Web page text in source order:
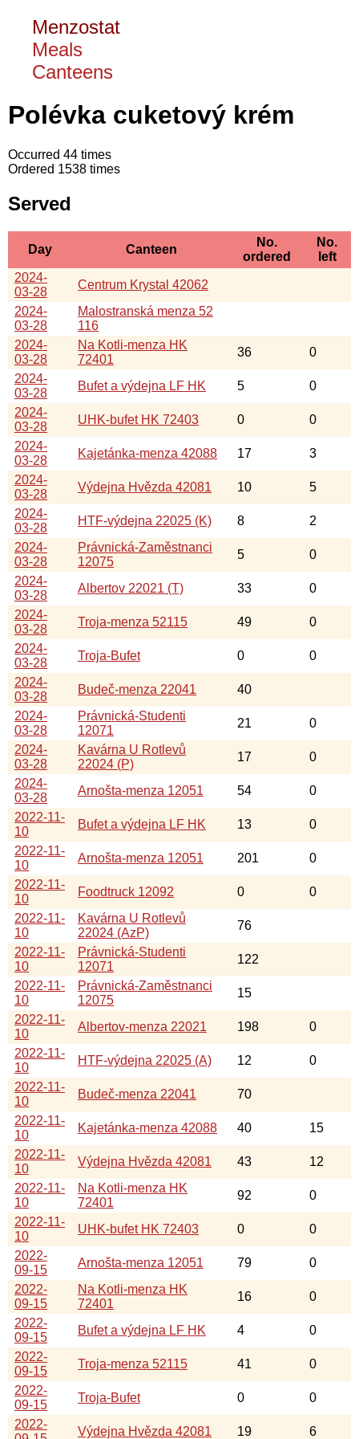
Menzostat
Meals
Canteens
Polévka cuketový krém
Occurred 44 times
Ordered 1538 times
Served
Day Canteen
No.
ordered
No.
left
2024-
03-28
Centrum Krystal 42062
2024-
03-28
Malostranská menza 52
116
2024-
03-28
Na Kotli-menza HK
72401
36
0
2024-
03-28
Bufet a výdejna LF HK 5
0
2024-
03-28
UHK-bufet HK 72403 0
0
2024-
03-28
Kajetánka-menza 42088 17
3
2024-
03-28
Výdejna Hvězda 42081 10
5
2024-
03-28
HTF-výdejna 22025 (K) 8
2
2024-
03-28
Právnická-Zaměstnanci
12075
5
0
2024-
03-28
Albertov 22021 (T) 33
0
2024-
03-28
Troja-menza 52115 49
0
2024-
03-28
Troja-Bufet 0
0
2024-
03-28
Budeč-menza 22041
40
2024-
03-28
Právnická-Studenti
12071
21
0
2024-
03-28
Kavárna U Rotlevů
22024 (P)
17
0
2024-
03-28
Arnošta-menza 12051 54
0
2022-11-
10
Bufet a výdejna LF HK 13
0
2022-11-
10
Arnošta-menza 12051 201
0
2022-11-
10
Foodtruck 12092 0
0
2022-11-
10
Kavárna U Rotlevů
22024 (AzP)
76
2022-11-
10
Právnická-Studenti
12071
122
2022-11-
10
Právnická-Zaměstnanci
12075
15
2022-11-
10
Albertov-menza 22021 198
0
2022-11-
10
HTF-výdejna 22025 (A) 12
0
2022-11-
10
Budeč-menza 22041
70
2022-11-
10
Kajetánka-menza 42088 40
15
2022-11-
10
Výdejna Hvězda 42081 43
12
2022-11-
10
Na Kotli-menza HK
72401
92
0
2022-11-
10
UHK-bufet HK 72403 0
0
2022-
09-15
Arnošta-menza 12051 79
0
2022-
09-15
Na Kotli-menza HK
72401
16
0
2022-
09-15
Bufet a výdejna LF HK 4
0
2022-
09-15
Troja-menza 52115 41
0
2022-
09-15
Troja-Bufet 0
0
2022-
Výdejna Hvězda 42081 19 6